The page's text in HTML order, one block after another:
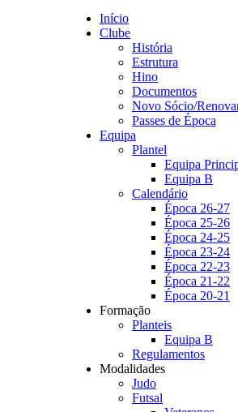
Início
Clube
História
Estrutura
Hino
Documentos
Novo Sócio/
Passes de Época
Equipa
Plantel
Equipa
Equipa B
Calendário
Época 26-27
Época 25-26
Época 24-25
Época 23-24
Época 22-23
Época 21-22
Época 20-21
Formação
Planteis
Equipa B
Regulamentos
Modalidades
Judo
Futsal